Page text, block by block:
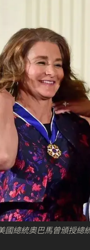
國總統奧巴馬曾頒授總